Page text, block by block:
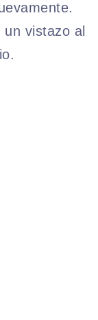
vistazo al